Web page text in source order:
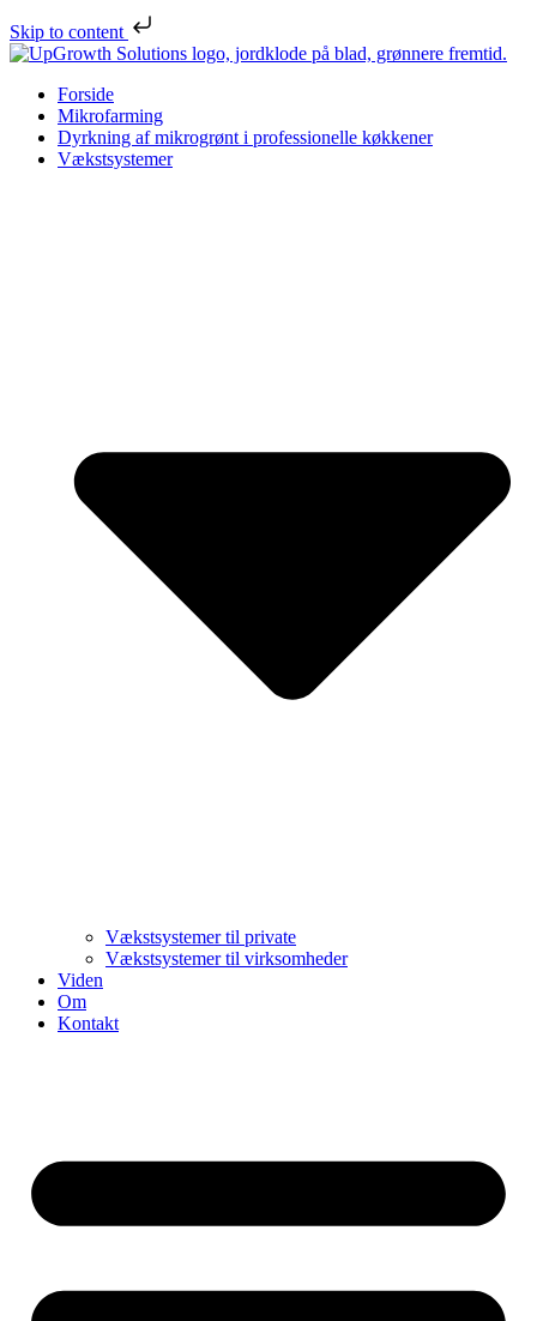
Skip to content
Forside
Mikrofarming
Dyrkning af mikrogrønt i professionelle køkkener
Vækstsystemer
Vækstsystemer til private
Vækstsystemer til virksomheder
Viden
Om
Kontakt